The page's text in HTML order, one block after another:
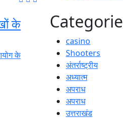
के
casino
Shooters
अंतर्राष्ट्रीय
अध्यात्म
अपराध
अपराध
उत्तराखंड